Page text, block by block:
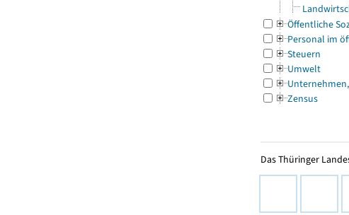
Öffentliche
Personal im
Steuern
Umwelt
Zensus
Das Thüringer